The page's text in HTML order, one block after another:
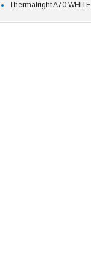
Thermalright A70 WHITE